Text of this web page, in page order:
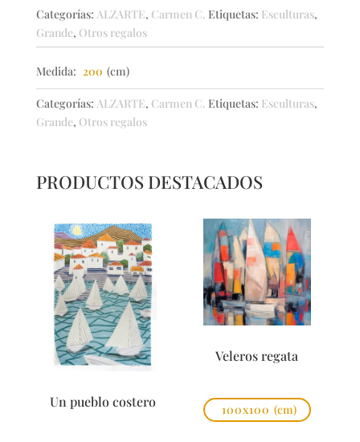
Categorías: ALZARTE, Carmen C. Etiquetas: Esculturas,
Grande, Otros regalos
Medida: 200 (cm)
Categorías: ALZARTE, Carmen C. Etiquetas: Esculturas,
Grande, Otros regalos
PRODUCTOS DESTACADOS
Un pueblo costero
Veleros regata
100x100 (cm)